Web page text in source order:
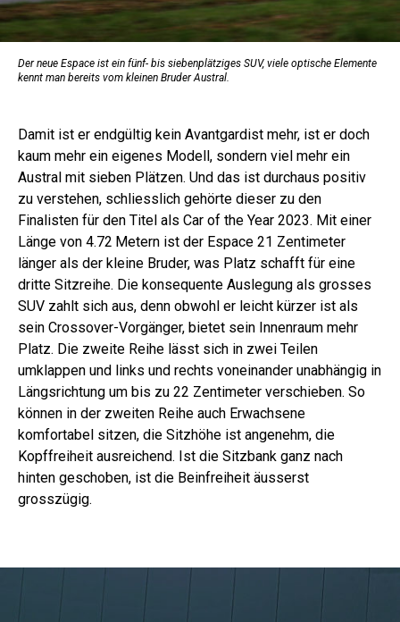
Der neue Espace ist ein fünf- bis siebenplätziges SUV, viele optische Elemente
kennt man bereits vom kleinen Bruder Austral.
Damit ist er endgültig kein Avantgardist mehr, ist er doch
kaum mehr ein eigenes Modell, sondern viel mehr ein
Austral mit sieben Plätzen. Und das ist durchaus positiv
zu verstehen, schliesslich gehörte dieser zu den
Finalisten für den Titel als Car of the Year 2023. Mit einer
Länge von 4.72 Metern ist der Espace 21 Zentimeter
länger als der kleine Bruder, was Platz schafft für eine
dritte Sitzreihe. Die konsequente Auslegung als grosses
SUV zahlt sich aus, denn obwohl er leicht kürzer ist als
sein Crossover-Vorgänger, bietet sein Innenraum mehr
Platz. Die zweite Reihe lässt sich in zwei Teilen
umklappen und links und rechts voneinander unabhängig in
Längsrichtung um bis zu 22 Zentimeter verschieben. So
können in der zweiten Reihe auch Erwachsene
komfortabel sitzen, die Sitzhöhe ist angenehm, die
Kopffreiheit ausreichend. Ist die Sitzbank ganz nach
hinten geschoben, ist die Beinfreiheit äusserst
grosszügig.